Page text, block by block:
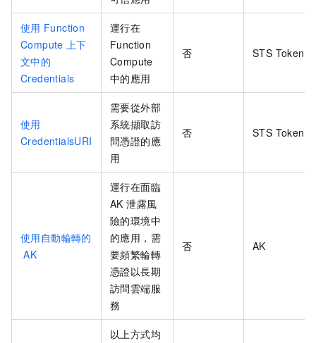
使用 Function
Compute 上下
文中的
Credentials
運行在
Function
Compute
中的應用
否 STS Token
使用
CredentialsURI
需要從外部
系統擷取訪
問憑證的應
用
否 STS Token
使用自動輪轉的
AK
運行在面臨
AK 泄露風
險的環境中
的應用，需
要頻繁輪轉
憑證以長期
訪問雲端服
務
否 AK
以上方式均